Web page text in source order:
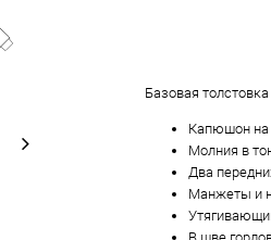
Базовая
Капюшон на
Молния в
Два
Манжеты и